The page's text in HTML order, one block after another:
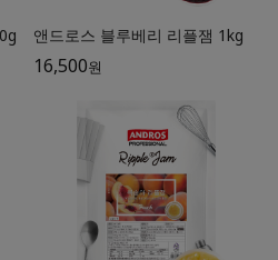
앤드로스 블루베리 리플잼 1kg
16,500원